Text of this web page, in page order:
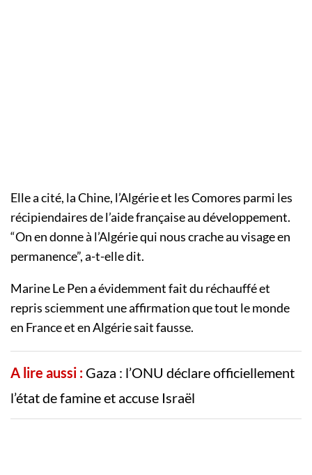
Elle a cité, la Chine, l’Algérie et les Comores parmi les
récipiendaires de l’aide française au développement.
“On en donne à l’Algérie qui nous crache au visage en
permanence”, a-t-elle dit.
Marine Le Pen a évidemment fait du réchauffé et
repris sciemment une affirmation que tout le monde
en France et en Algérie sait fausse.
A lire aussi : Gaza : l’ONU déclare officiellement
l’état de famine et accuse Israël